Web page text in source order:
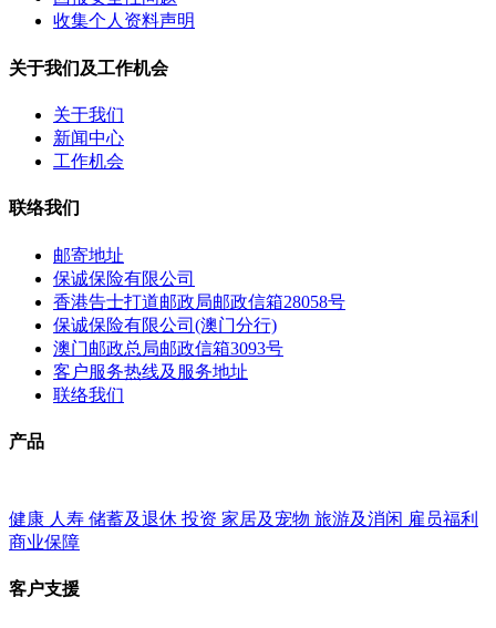
收集个人资料声明
关于我们及工作机会
关于我们
新闻中心
工作机会
联络我们
邮寄地址
保诚保险有限公司
香港告士打道邮政局邮政信箱28058号
保诚保险有限公司(澳门分行)
澳门邮政总局邮政信箱3093号
客户服务热线及服务地址
联络我们
产品
健康 人寿 储蓄及退休 投资 家居及宠物 旅游及消闲 雇员福利
商业保障
客户支援